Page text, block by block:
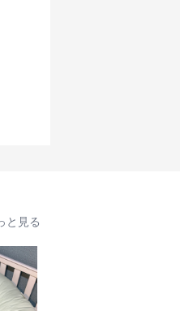
と見る